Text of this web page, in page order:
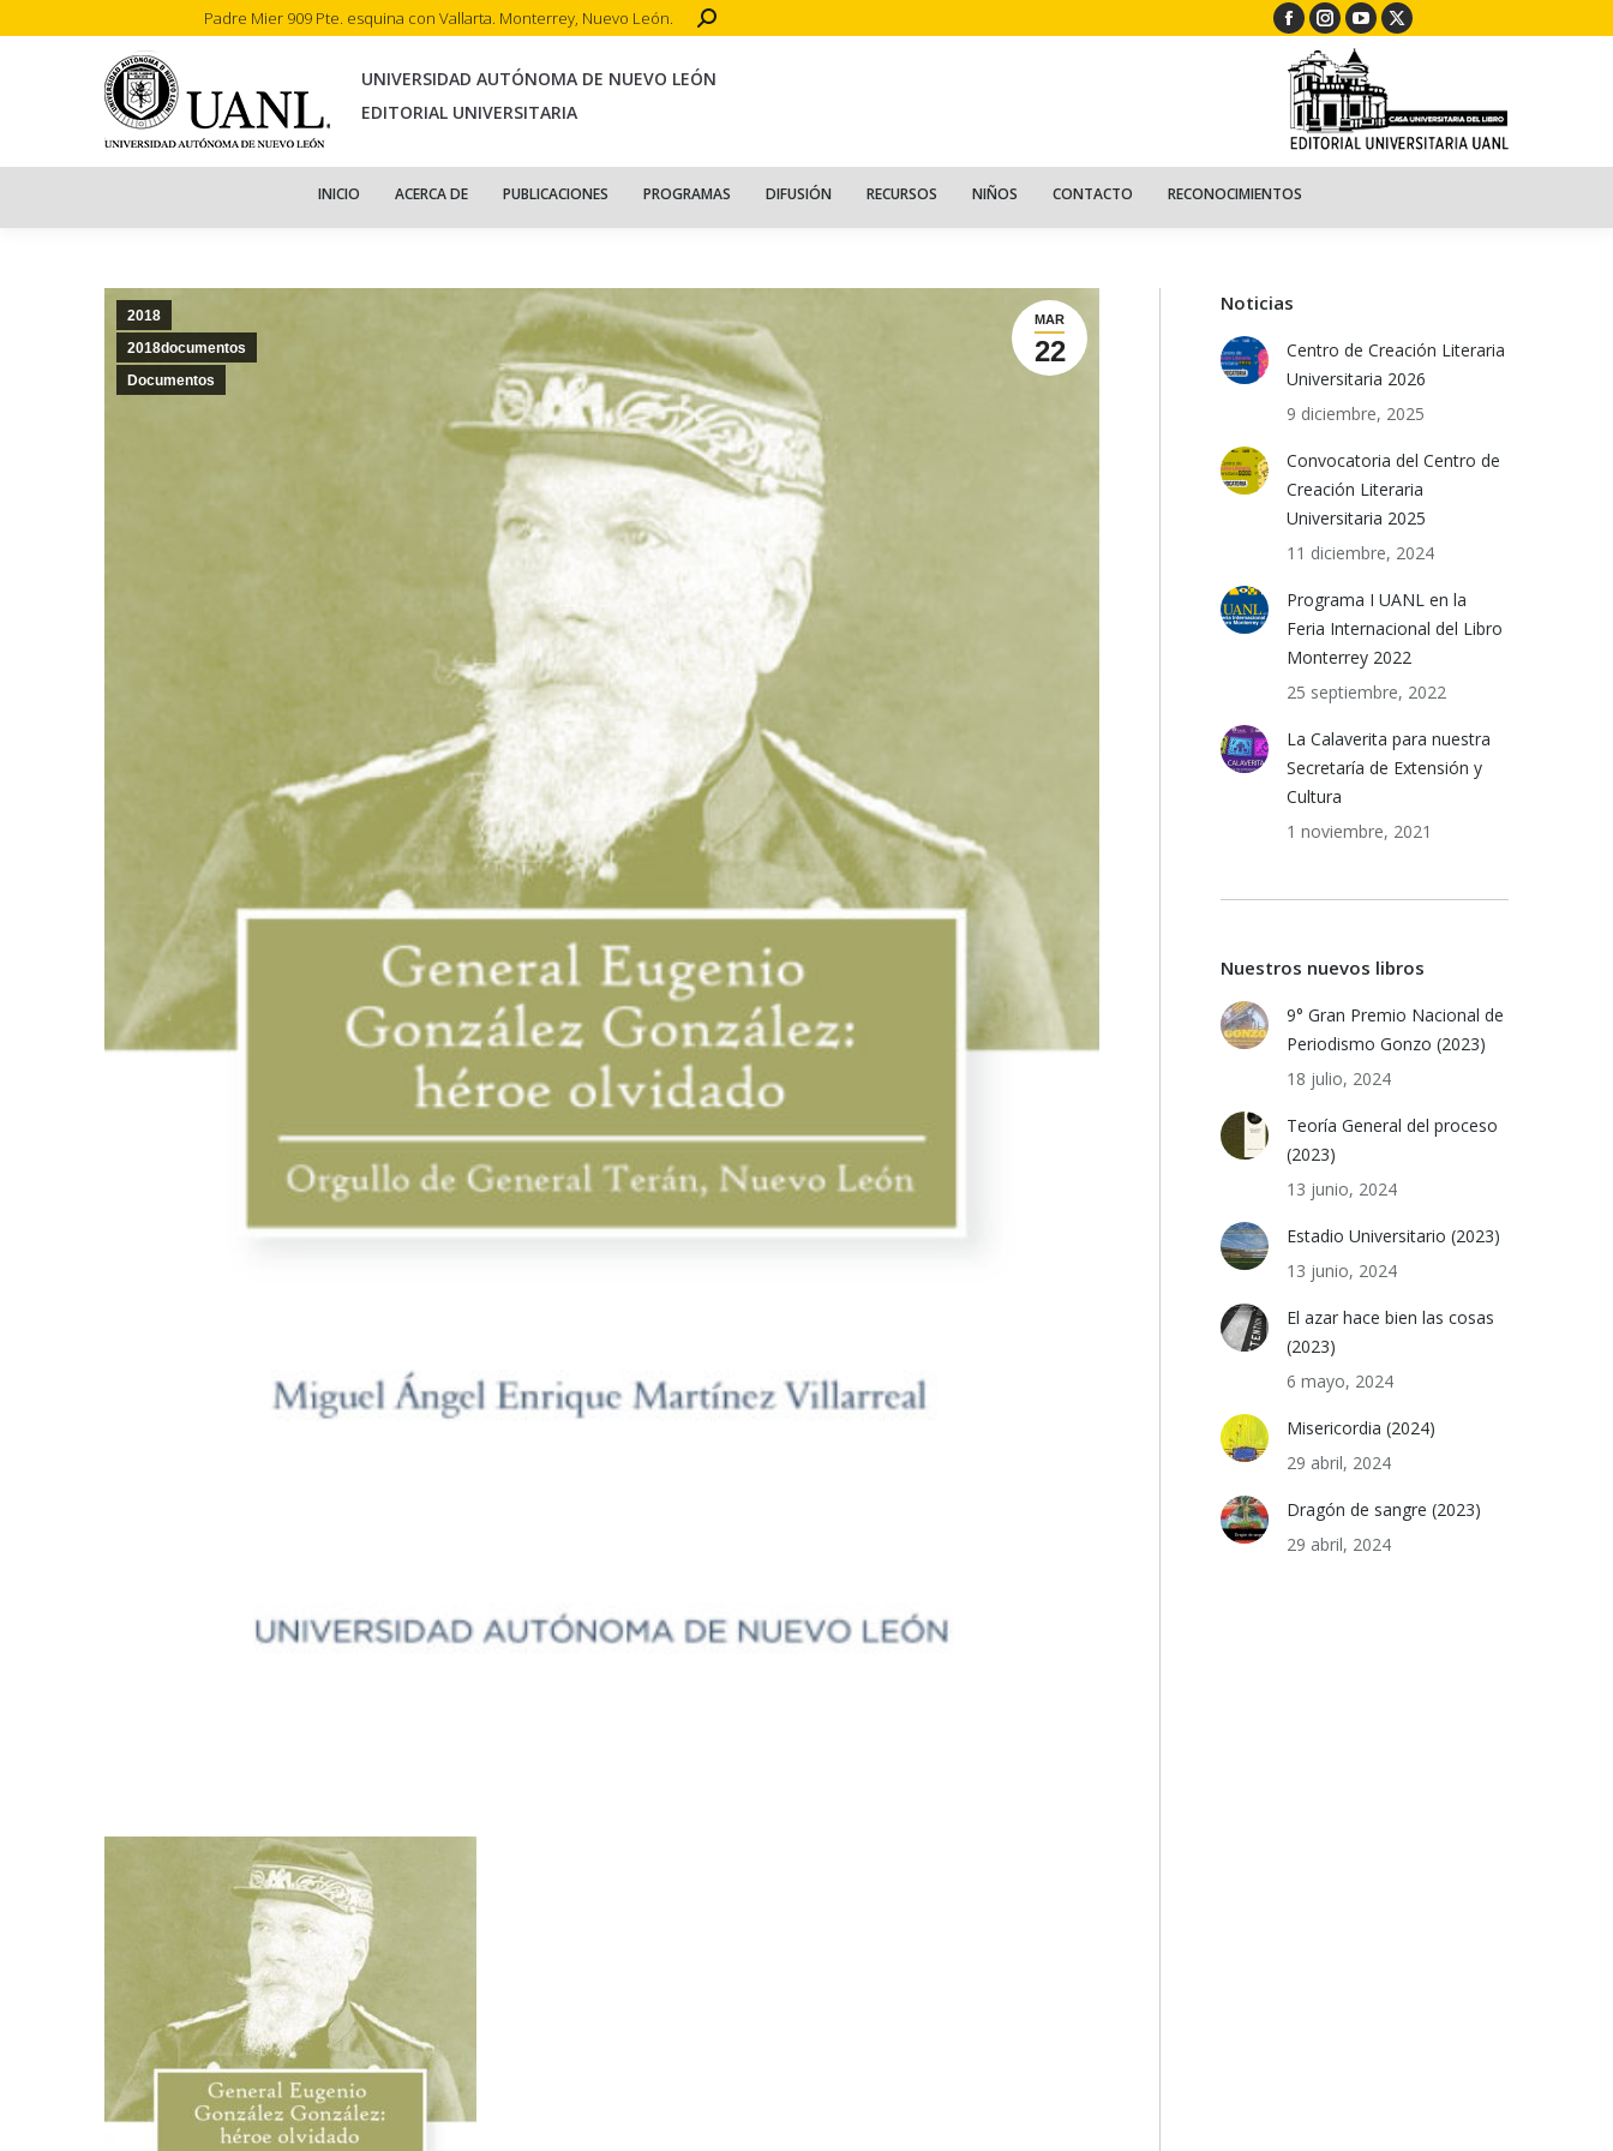
Padre Mier 909 Pte. esquina con Vallarta. Monterrey, Nuevo León. Search:
Facebook
page
opens
in
new
window
Instagram
page
opens
in
new
YouTube
page
opens
in
new
X
in
new
UNIVERSIDAD AUTÓNOMA DE NUEVO LEÓN
EDITORIAL UNIVERSITARIA
INICIO ACERCA DE PUBLICACIONES PROGRAMAS DIFUSIÓN RECURSOS NIÑOS CONTACTO RECONOCIMIENTOS
MAR
22
2018
2018documentos
Documentos
Noticias
Centro de Creación Literaria
Universitaria 2026
9 diciembre, 2025
Convocatoria del Centro de
Creación Literaria
Universitaria 2025
11 diciembre, 2024
Programa I UANL en la
Feria Internacional del Libro
Monterrey 2022
25 septiembre, 2022
La Calaverita para nuestra
Secretaría de Extensión y
Cultura
1 noviembre, 2021
Nuestros nuevos libros
9° Gran Premio Nacional de
Periodismo Gonzo (2023)
18 julio, 2024
Teoría General del proceso
(2023)
13 junio, 2024
Estadio Universitario (2023)
13 junio, 2024
El azar hace bien las cosas
(2023)
6 mayo, 2024
Misericordia (2024)
29 abril, 2024
Dragón de sangre (2023)
29 abril, 2024
INICIO ACERCA DE PUBLICACIONES PROGRAMAS DIFUSIÓN RECURSOS NIÑOS CONTACTO RECONOCIMIENTOS